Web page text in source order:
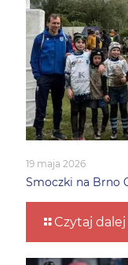
19 maja 2026
Smoczki na Brno
Czytaj dalej